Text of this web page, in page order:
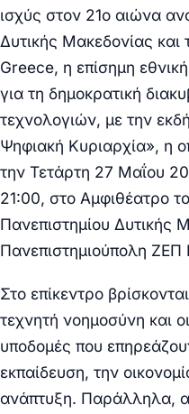
ισχύς στον 21ο αιώνα
Δυτικής Μακεδονίας και
Greece, η επίσημη
για τη δημοκρατική
τεχνολογιών, με την
Ψηφιακή Κυριαρχία», η
την Τετάρτη 27 Μαΐου
21:00, στο Αμφιθέατρο
Πανεπιστημίου Δυτικής
Πανεπιστημιούπολη ΖΕΠ
Στο επίκεντρο
τεχνητή νοημοσύνη και οι
υποδομές που
εκπαίδευση, την
ανάπτυξη. Παράλληλα,